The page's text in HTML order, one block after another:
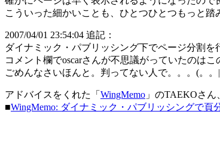
こういった細かいことも、ひとつひとつもっと
2007/04/01 23:54:04 追記：
ダイナミック・パブリッシング下でページ分割
コメント欄でoscarさんが不思議がっていたのは
ごめんなさいほんと。判ってない人で。。。(。。
アドバイスをくれた「 WingMemo 」のTAEKOさん
■WingMemo: ダイナミック・パブリッシングで頁